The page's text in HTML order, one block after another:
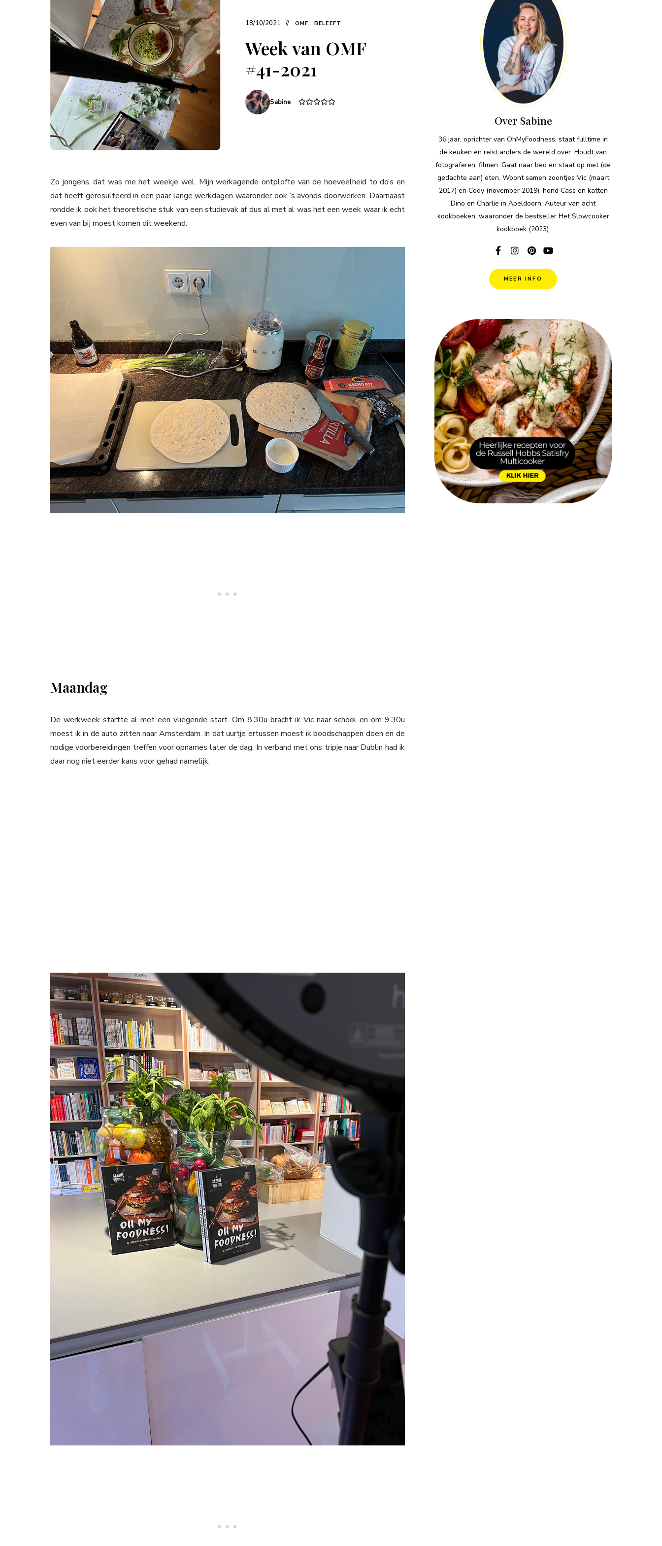
18/10/2021 OMF...BELEEFT
Week van OMF
#41-2021
Sabine
Zo jongens, dat was me het weekje wel. Mijn werkagende ontplofte van de hoeveelheid to do’s en
dat heeft geresulteerd in een paar lange werkdagen waaronder ook ’s avonds doorwerken. Daarnaast
rondde ik ook het theoretische stuk van een studievak af dus al met al was het een week waar ik echt
even van bij moest komen dit weekend.
Maandag
De werkweek startte al met een vliegende start. Om 8.30u bracht ik Vic naar school en om 9.30u
moest ik in de auto zitten naar Amsterdam. In dat uurtje ertussen moest ik boodschappen doen en de
nodige voorbereidingen treffen voor opnames later de dag. In verband met ons tripje naar Dublin had ik
daar nog niet eerder kans voor gehad namelijk.
Over Sabine
36 jaar, oprichter van OhMyFoodness, staat fulltime in
de keuken en reist anders de wereld over. Houdt van
fotograferen, filmen. Gaat naar bed en staat op met (de
gedachte aan) eten. Woont samen zoontjes Vic (maart
2017) en Cody (november 2019), hond Cass en katten
Dino en Charlie in Apeldoorn. Auteur van acht
kookboeken, waaronder de bestseller Het Slowcooker
kookboek (2023).
MEER INFO